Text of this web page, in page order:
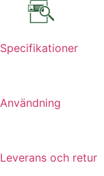
Specifikationer
Användning
Leverans och retur